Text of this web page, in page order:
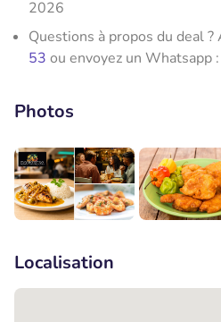
2026
Questions à propos du deal ?
53 ou envoyez un Whatsapp :
Photos
Localisation